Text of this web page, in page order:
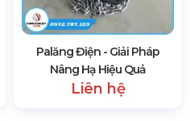
Palăng Điện - Giải Pháp
Nâng Hạ Hiệu Quả
Liên hệ